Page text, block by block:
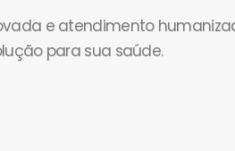
e atendimento
para sua saúde.